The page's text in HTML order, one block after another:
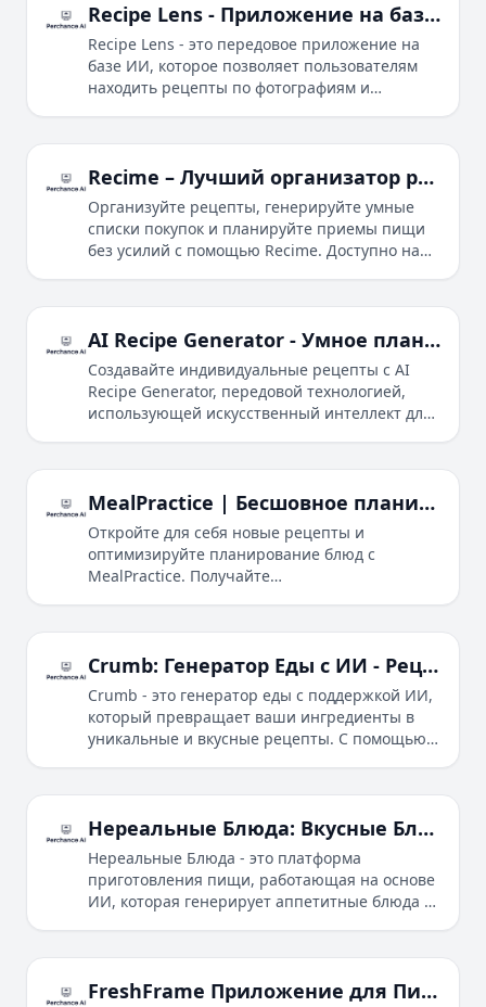
экспертных кулинарных советов.
Recipe Lens - Приложение на базе ИИ для идентификации рецептов и создания собственных
Recipe Lens - это передовое приложение на
базе ИИ, которое позволяет пользователям
находить рецепты по фотографиям и
возможностям ИИ.
Recime – Лучший организатор рецептов и планировщик питания
Организуйте рецепты, генерируйте умные
списки покупок и планируйте приемы пищи
без усилий с помощью Recime. Доступно на
AI Recipe Generator - Умное планирование питания без усилий
Создавайте индивидуальные рецепты с AI
Recipe Generator, передовой технологией,
использующей искусственный интеллект для
MealPractice | Бесшовное планирование блюд с рецептами, сгенерированными ИИ
Откройте для себя новые рецепты и
оптимизируйте планирование блюд с
MealPractice. Получайте
усилий.
Crumb: Генератор Еды с ИИ - Рецепты с Тем, Что У Вас Есть
Crumb - это генератор еды с поддержкой ИИ,
который превращает ваши ингредиенты в
уникальные и вкусные рецепты. С помощью
для вас.
Нереальные Блюда: Вкусные Блюда, Приготовленные с Помощью ИИ
Нереальные Блюда - это платформа
приготовления пищи, работающая на основе
ИИ, которая генерирует аппетитные блюда со
FreshFrame Приложение для Питания - Ваш ИИ-Пowered Шопинг-Компаньон